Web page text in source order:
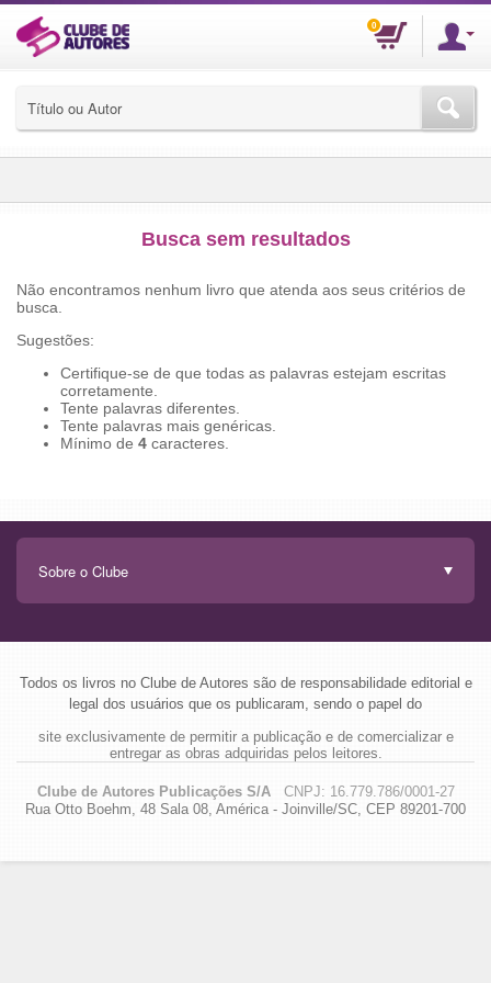
Blog Serviços Profissionais
Busca sem resultados
Não encontramos nenhum livro que atenda aos seus critérios de
busca.
Sugestões:
Certifique-se de que todas as palavras estejam escritas
corretamente.
Tente palavras diferentes.
Tente palavras mais genéricas.
Mínimo de 4 caracteres.
Todos os livros no Clube de Autores são de responsabilidade editorial e
legal dos usuários que os publicaram, sendo o papel do
site exclusivamente de permitir a publicação e de comercializar e
entregar as obras adquiridas pelos leitores.
Clube de Autores Publicações S/ACNPJ: 16.779.786/0001-27
Rua Otto Boehm, 48 Sala 08, América - Joinville/SC, CEP 89201-700